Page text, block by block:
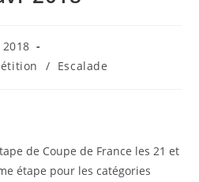
/ Escalade
de Coupe de France les 21 et
étape pour les catégories